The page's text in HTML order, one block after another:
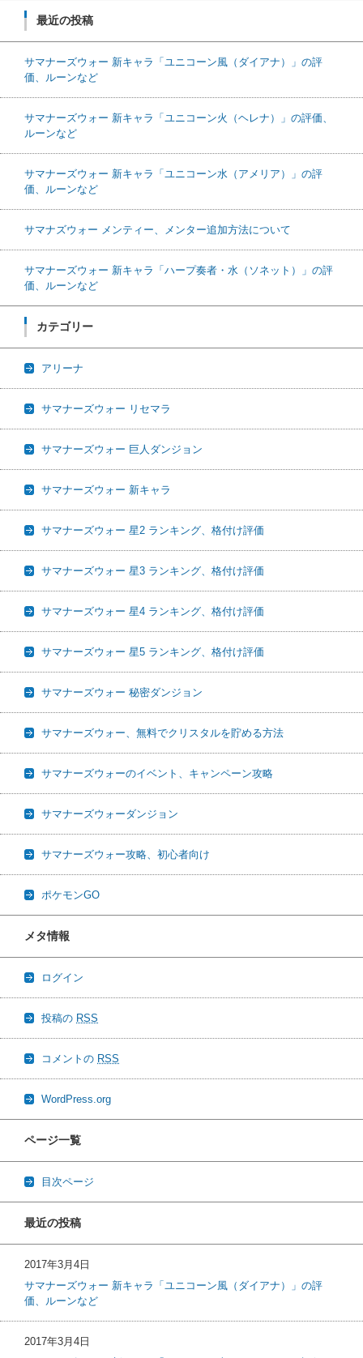
最近の投稿
サマナーズウォー 新キャラ「ユニコーン風（ダイアナ）」の評
価、ルーンなど
サマナーズウォー 新キャラ「ユニコーン火（ヘレナ）」の評価、
ルーンなど
サマナーズウォー 新キャラ「ユニコーン水（アメリア）」の評
価、ルーンなど
サマナズウォー メンティー、メンター追加方法について
サマナーズウォー 新キャラ「ハープ奏者・水（ソネット）」の評
価、ルーンなど
カテゴリー
アリーナ
サマナーズウォー リセマラ
サマナーズウォー 巨人ダンジョン
サマナーズウォー 新キャラ
サマナーズウォー 星2 ランキング、格付け評価
サマナーズウォー 星3 ランキング、格付け評価
サマナーズウォー 星4 ランキング、格付け評価
サマナーズウォー 星5 ランキング、格付け評価
サマナーズウォー 秘密ダンジョン
サマナーズウォー、無料でクリスタルを貯める方法
サマナーズウォーのイベント、キャンペーン攻略
サマナーズウォーダンジョン
サマナーズウォー攻略、初心者向け
ポケモンGO
メタ情報
ログイン
投稿の RSS
コメントの RSS
WordPress.org
ページ一覧
目次ページ
最近の投稿
2017年3月4日
サマナーズウォー 新キャラ「ユニコーン風（ダイアナ）」の評
価、ルーンなど
2017年3月4日